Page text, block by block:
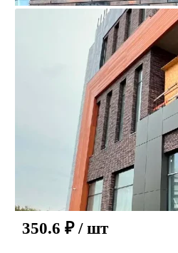
350.6 ₽ / шт